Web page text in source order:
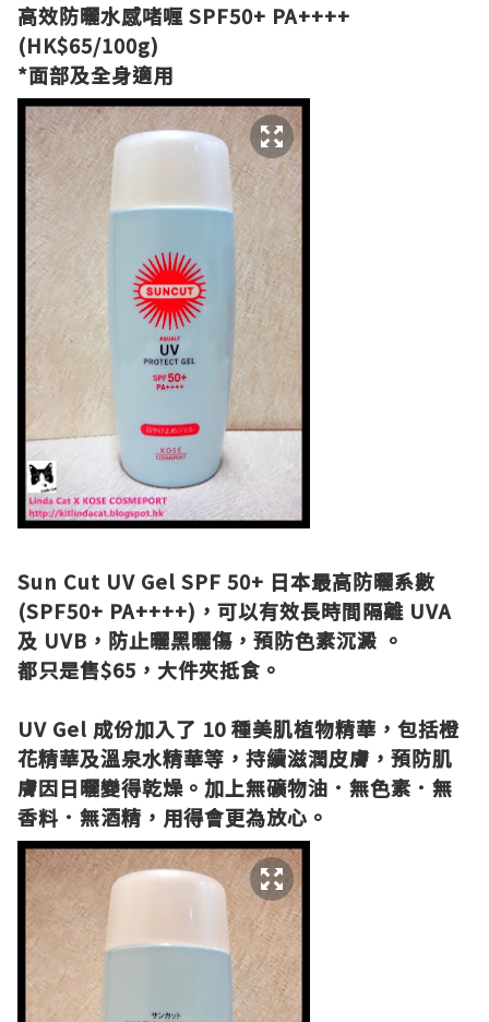
高效防曬水感啫喱 SPF50+ PA++++
(HK$65/100g)
*面部及全身適用
Sun Cut UV Gel SPF 50+ 日本最高防曬系數
(SPF50+ PA++++)，可以有效長時間隔離 UVA
及 UVB，防止曬黑曬傷，預防色素沉澱 。
都只是售$65，大件夾抵食。
UV Gel 成份加入了 10 種美肌植物精華，包括橙
花精華及溫泉水精華等，持續滋潤皮膚，預防肌
膚因日曬變得乾燥。加上無礦物油．無色素．無
香料．無酒精，用得會更為放心。